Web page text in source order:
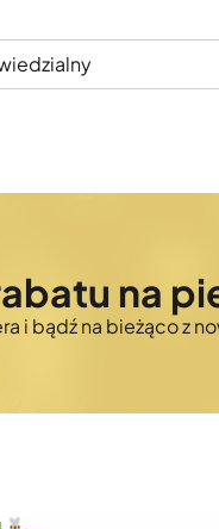
na
i bądź na bieżąco z